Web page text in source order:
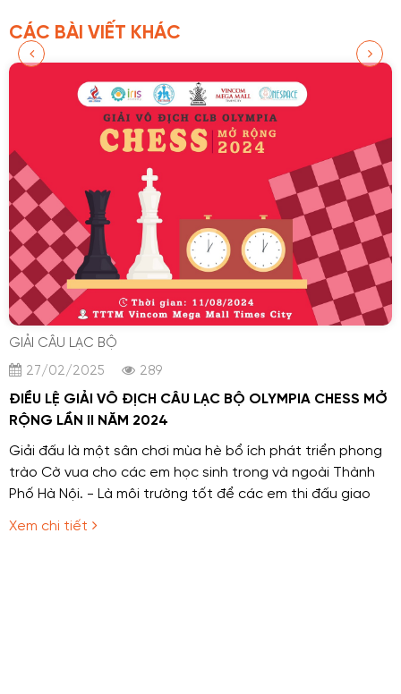
CÁC BÀI VIẾT KHÁC
GIẢI CÂU LẠC BỘ
27/02/2025
289
ĐIỀU LỆ GIẢI VÔ ĐỊCH CÂU LẠC BỘ OLYMPIA CHESS MỞ
RỘNG LẦN II NĂM 2024
Giải đấu là một sân chơi mùa hè bổ ích phát triển phong
trào Cờ vua cho các em học sinh trong và ngoài Thành
Phố Hà Nội. - Là môi trường tốt để các em thi đấu giao
lưu, rèn luyện ý chí bản lĩnh, chuẩn bị cho cho giải đấu lớn
Xem chi tiết